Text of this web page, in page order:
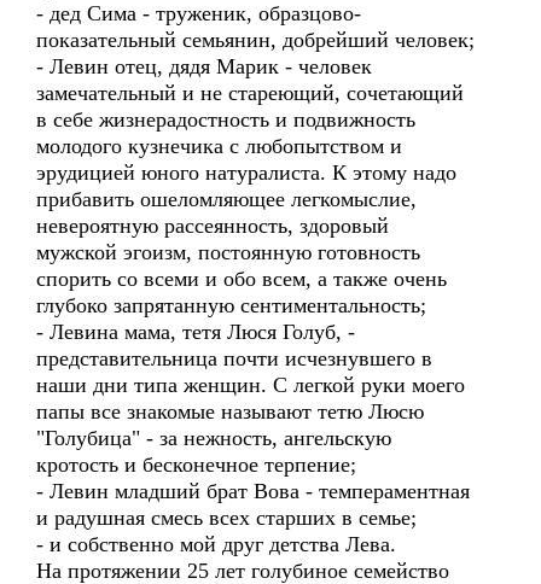
- дед Сима - труженик, образцово-
показательный семьянин, добрейший человек;
- Левин отец, дядя Марик - человек
замечательный и не стареющий, сочетающий
в себе жизнерадостность и подвижность
молодого кузнечика с любопытством и
эрудицией юного натуралиста. К этому надо
прибавить ошеломляющее легкомыслие,
невероятную рассеянность, здоровый
мужской эгоизм, постоянную готовность
спорить со всеми и обо всем, а также очень
глубоко запрятанную сентиментальность;
- Левина мама, тетя Люся Голуб, -
представительница почти исчезнувшего в
наши дни типа женщин. С легкой руки моего
папы все знакомые называют тетю Люсю
"Голубица" - за нежность, ангельскую
кротость и бесконечное терпение;
- Левин младший брат Вова - темпераментная
и радушная смесь всех старших в семье;
- и собственно мой друг детства Лева.
На протяжении 25 лет голубиное семейство